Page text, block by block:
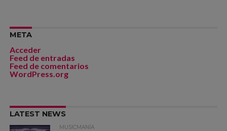
META
Acceder
Feed de entradas
Feed de comentarios
WordPress.org
LATEST NEWS
MUSICMANÍA